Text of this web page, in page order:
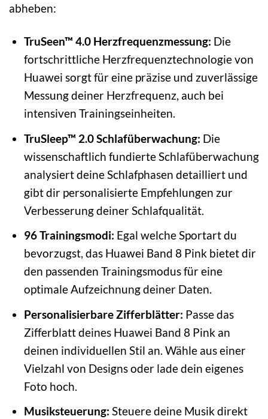
abheben:
TruSeen™ 4.0 Herzfrequenzmessung: Die
fortschrittliche Herzfrequenztechnologie von
Huawei sorgt für eine präzise und zuverlässige
Messung deiner Herzfrequenz, auch bei
intensiven Trainingseinheiten.
TruSleep™ 2.0 Schlafüberwachung: Die
wissenschaftlich fundierte Schlafüberwachung
analysiert deine Schlafphasen detailliert und
gibt dir personalisierte Empfehlungen zur
Verbesserung deiner Schlafqualität.
96 Trainingsmodi: Egal welche Sportart du
bevorzugst, das Huawei Band 8 Pink bietet dir
den passenden Trainingsmodus für eine
optimale Aufzeichnung deiner Daten.
Personalisierbare Zifferblätter: Passe das
Zifferblatt deines Huawei Band 8 Pink an
deinen individuellen Stil an. Wähle aus einer
Vielzahl von Designs oder lade dein eigenes
Foto hoch.
Musiksteuerung: Steuere deine Musik direkt